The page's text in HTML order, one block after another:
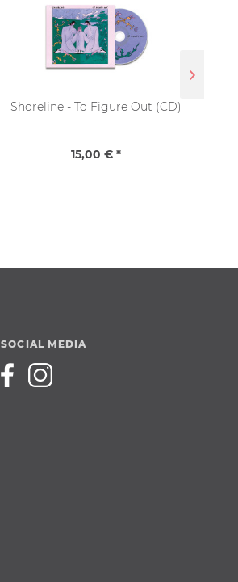
Shoreline - To Figure Out (CD)
15,00 € *
SOCIAL MEDIA